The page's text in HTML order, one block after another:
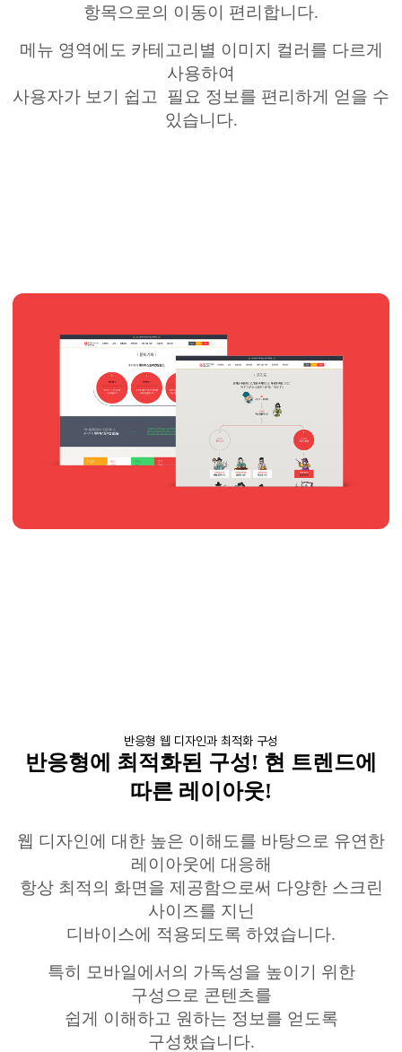
항목으로의 이동이 편리합니다.
메뉴 영역에도 카테고리별 이미지 컬러를 다르게
사용하여
사용자가 보기 쉽고 필요 정보를 편리하게 얻을 수
있습니다.
반응형 웹 디자인과 최적화 구성
반응형에 최적화된 구성! 현 트렌드에
따른 레이아웃!
웹 디자인에 대한 높은 이해도를 바탕으로 유연한
레이아웃에 대응해
항상 최적의 화면을 제공함으로써 다양한 스크린
사이즈를 지닌
디바이스에 적용되도록 하였습니다.
특히 모바일에서의 가독성을 높이기 위한
구성으로 콘텐츠를
쉽게 이해하고 원하는 정보를 얻도록
구성했습니다.